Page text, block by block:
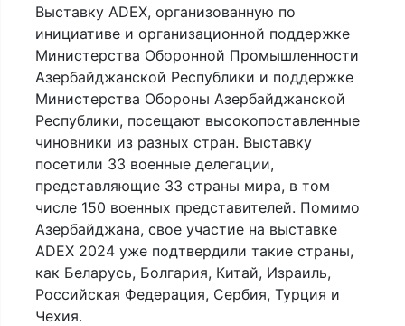
Выставку ADEX, организованную по
инициативе и организационной поддержке
Министерства Оборонной Промышленности
Азербайджанской Республики и поддержке
Министерства Обороны Азербайджанской
Республики, посещают высокопоставленные
чиновники из разных стран. Выставку
посетили 33 военные делегации,
представляющие 33 страны мира, в том
числе 150 военных представителей. Помимо
Азербайджана, свое участие на выставке
ADEX 2024 уже подтвердили такие страны,
как Беларусь, Болгария, Китай, Израиль,
Российская Федерация, Сербия, Турция и
Чехия.